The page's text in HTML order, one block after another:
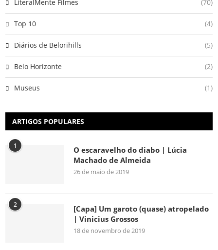
LiteralMente Filmes (70)
Top 10 (4)
Diários de Belorihills (5)
Belo Horizonte (2)
Museus (1)
ARTIGOS POPULARES
1
O escaravelho do diabo | Lúcia
Machado de Almeida
26 de maio de 2019
2
[Capa] Um garoto (quase) atropelado
| Vinicius Grossos
18 de novembro de 2019